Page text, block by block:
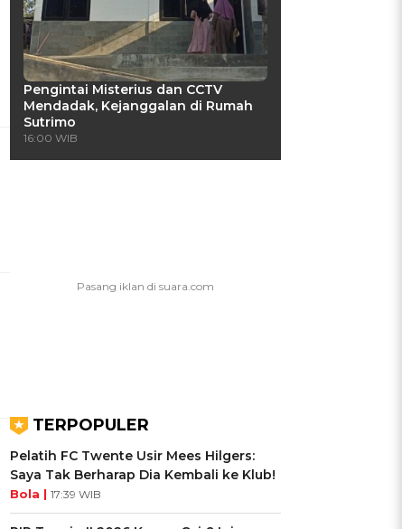
Pengintai Misterius dan CCTV
Mendadak, Kejanggalan di Rumah
Sutrimo
16:00 WIB
TERPOPULER
Pelatih FC Twente Usir Mees Hilgers:
Saya Tak Berharap Dia Kembali ke Klub!
Bola | 17:39 WIB